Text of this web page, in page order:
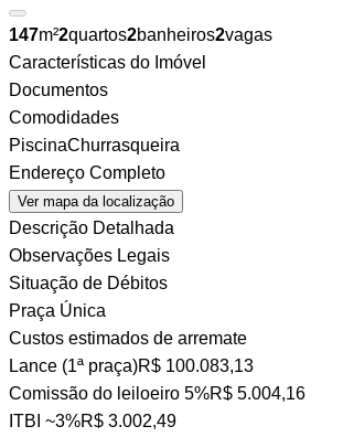
147m²2quartos2banheiros2vagas
Características do Imóvel
Documentos
Comodidades
PiscinaChurrasqueira
Endereço Completo
Ver mapa da localização
Descrição Detalhada
Observações Legais
Situação de Débitos
Praça Única
Custos estimados de arremate
Lance (1ª praça)R$ 100.083,13
Comissão do leiloeiro 5%R$ 5.004,16
ITBI ~3%R$ 3.002,49